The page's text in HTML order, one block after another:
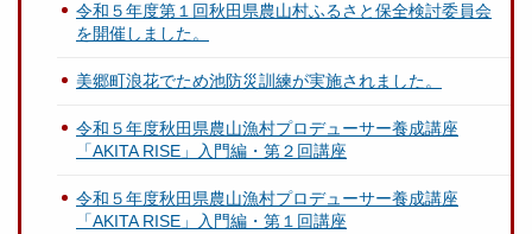
令和５年度第１回秋田県農山村ふるさと保全検討委員会
を開催しました。
美郷町浪花でため池防災訓練が実施されました。
令和５年度秋田県農山漁村プロデューサー養成講座
「AKITA RISE」入門編・第２回講座
令和５年度秋田県農山漁村プロデューサー養成講座
「AKITA RISE」入門編・第１回講座